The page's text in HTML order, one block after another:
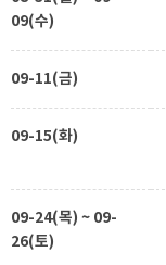
09(수)
09-11(금)
09-15(화)
09-24(목) ~ 09-
26(토)